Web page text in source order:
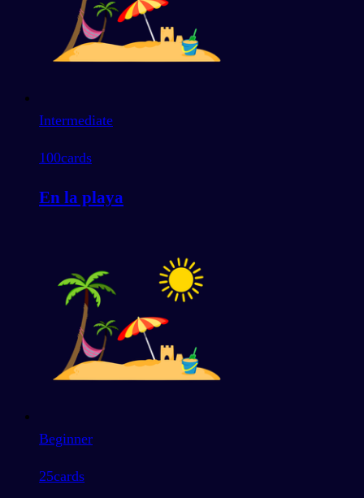
Intermediate
100cards
En la playa
Beginner
25cards